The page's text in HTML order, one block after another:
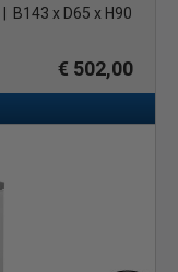
| B143 x D65 x H90
€ 502,00